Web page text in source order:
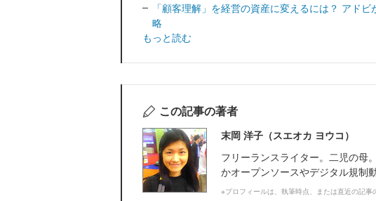
「顧客理解」を経営の資産に変えるには？ アド
略
もっと読む
この記事の著者
末岡 洋子（スエオカ ヨウコ）
フリーランスライター。二児の母
かオープンソースやデジタル規制
※プロフィールは、執筆時点、または直近の記事